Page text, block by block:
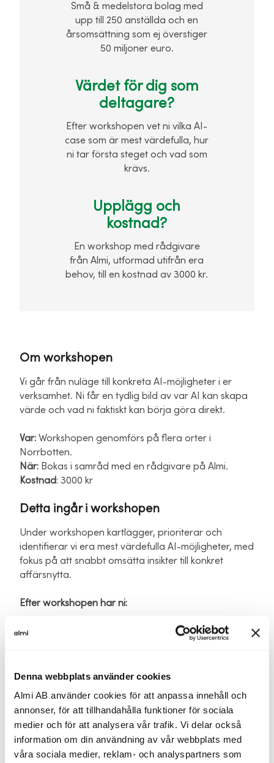
Denna webbplats använder cookies
Almi AB använder cookies för att anpassa innehåll och
annonser, för att tillhandahålla funktioner för sociala
medier och för att analysera vår trafik. Vi delar också
information om din användning av vår webbplats med
våra sociala medier, reklam- och analyspartners som
Små & medelstora bolag med
upp till 250 anställda och en
årsomsättning som ej överstiger
50 miljoner euro.
Värdet för dig som
deltagare?
Efter workshopen vet ni vilka AI-
case som är mest värdefulla, hur
ni tar första steget och vad som
krävs.
Upplägg och
kostnad?
En workshop med rådgivare
från Almi, utformad utifrån era
behov, till en kostnad av 3000 kr.
Om workshopen
Vi går från nuläge till konkreta AI-möjligheter i er
verksamhet. Ni får en tydlig bild av var AI kan skapa
värde och vad ni faktiskt kan börja göra direkt.
Var: Workshopen genomförs på flera orter i
Norrbotten.
När: Bokas i samråd med en rådgivare på Almi.
Kostnad: 3000 kr
Detta ingår i workshopen
Under workshopen kartlägger, prioriterar och
identifierar vi era mest värdefulla AI-möjligheter, med
fokus på att snabbt omsätta insikter till konkret
affärsnytta.
Efter workshopen har ni:
Förståelse för hur AI kan användas i just er
Fått konkreta idéer på hur AI kan effektivisera ert
arbete
Prioriterat vilka initiativ som ger mest nytta först